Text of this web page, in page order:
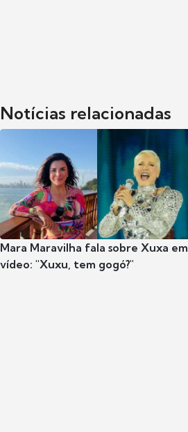
Notícias relacionadas
Mara Maravilha fala sobre Xuxa em
vídeo: "Xuxu, tem gogó?"